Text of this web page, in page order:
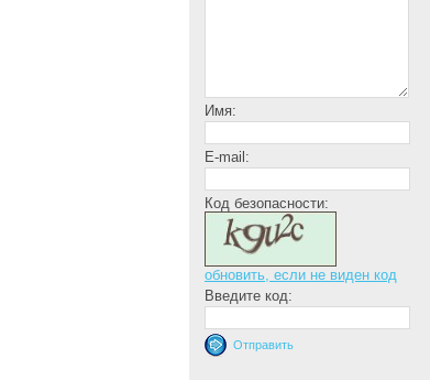
Имя:
E-mail:
Код безопасности:
обновить, если не виден код
Введите код: